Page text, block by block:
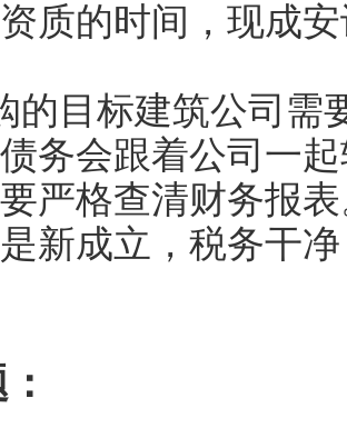
质的时间，现成
目标建筑公司需
务会跟着公司一
严格查清财务报
新成立，税务干